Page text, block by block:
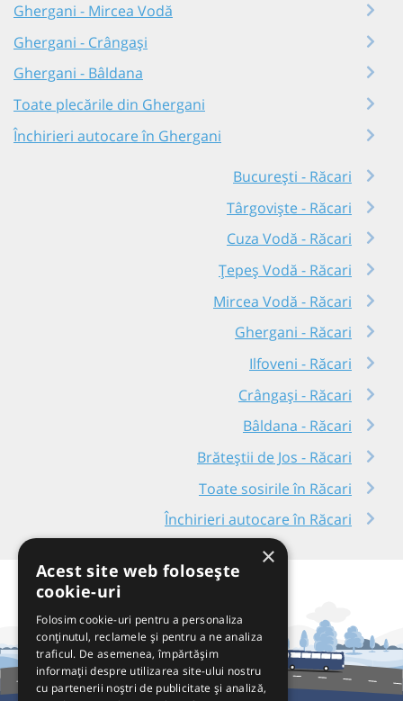
Ghergani - Mircea Vodă
Ghergani - Crângași
Ghergani - Bâldana
Toate plecările din Ghergani
Închirieri autocare în Ghergani
București - Răcari
Târgoviște - Răcari
Cuza Vodă - Răcari
Țepeș Vodă - Răcari
Mircea Vodă - Răcari
Ghergani - Răcari
Ilfoveni - Răcari
Crângași - Răcari
Bâldana - Răcari
Brăteștii de Jos - Răcari
Toate sosirile în Răcari
Închirieri autocare în Răcari
×
Acest site web folosește
cookie-uri
Folosim cookie-uri pentru a personaliza
conținutul, reclamele și pentru a ne analiza
traficul. De asemenea, împărtășim
informații despre utilizarea site-ului nostru
cu partenerii noștri de publicitate și analiză,